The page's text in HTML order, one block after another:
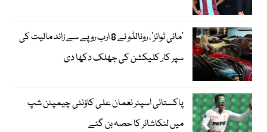
’مائی ٹوائز‘، رونالڈو نے 8 ارب روپے سے زائد مالیت کی
سپر کار کلیکشن کی جھلک دکھا دی
پاکستانی اسپنر نعمان علی کاؤنٹی چیمپئن شپ
میں لنکاشائر کا حصہ بن گئے